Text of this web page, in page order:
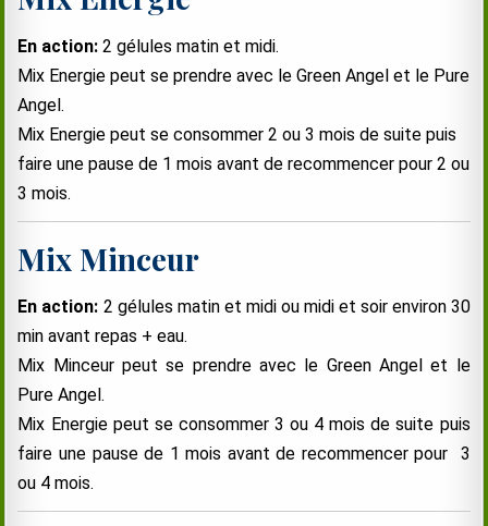
En action: 2 gélules matin et midi.
Mix Energie peut se prendre avec le Green Angel et le Pure
Angel.
Mix Energie peut se consommer 2 ou 3 mois de suite puis
faire une pause de 1 mois avant de recommencer pour 2 ou
3 mois.
Mix Minceur
En action: 2 gélules matin et midi ou midi et soir environ 30
min avant repas + eau.
Mix Minceur peut se prendre avec le Green Angel et le
Pure Angel.
Mix Energie peut se consommer 3 ou 4 mois de suite puis
faire une pause de 1 mois avant de recommencer pour 3
ou 4 mois.